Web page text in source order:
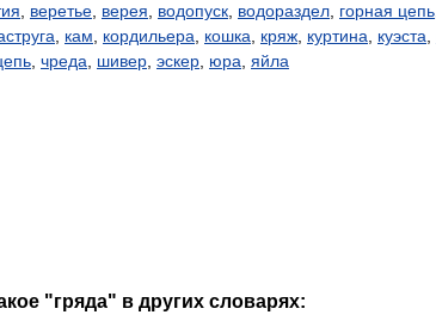
веретье верея водопуск водораздел горная цепь
кам кордильера кошка кряж куртина куэста
чреда шивер эскер юра яйла
"гряда" в других словарях: